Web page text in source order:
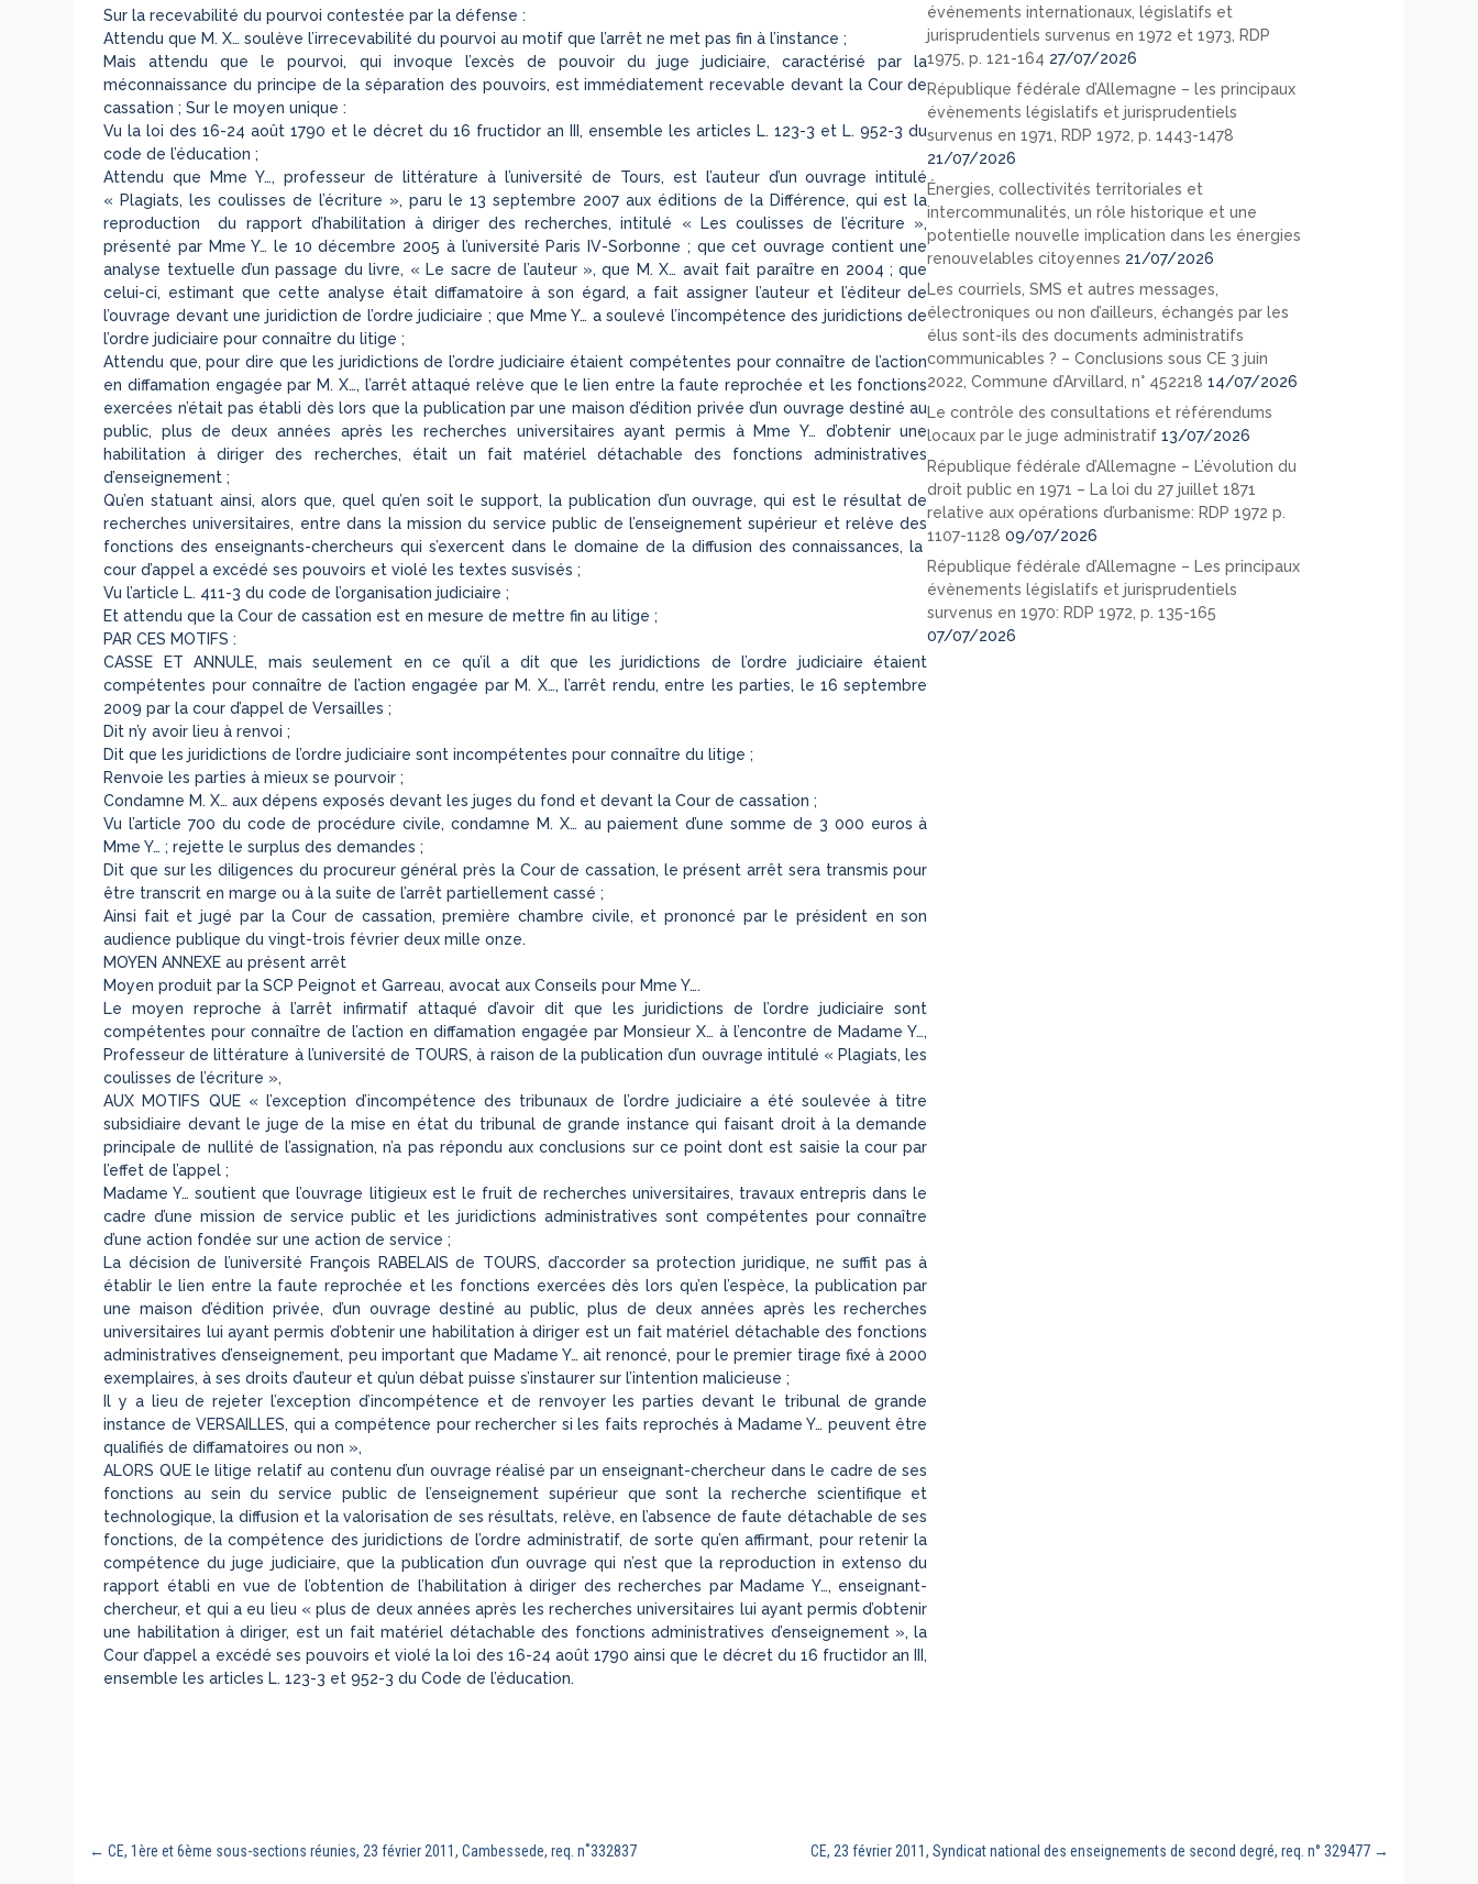
Sur la recevabilité du pourvoi contestée par la défense :
Attendu que M. X… soulève l’irrecevabilité du pourvoi au motif que l’arrêt ne met pas fin à l’instance ;
Mais attendu que le pourvoi, qui invoque l’excès de pouvoir du juge judiciaire, caractérisé par la
méconnaissance du principe de la séparation des pouvoirs, est immédiatement recevable devant la Cour de
cassation ; Sur le moyen unique :
Vu la loi des 16-24 août 1790 et le décret du 16 fructidor an III, ensemble les articles L. 123-3 et L. 952-3 du
code de l’éducation ;
Attendu que Mme Y…, professeur de littérature à l’université de Tours, est l’auteur d’un ouvrage intitulé
« Plagiats, les coulisses de l’écriture », paru le 13 septembre 2007 aux éditions de la Différence, qui est la
reproduction du rapport d’habilitation à diriger des recherches, intitulé « Les coulisses de l’écriture »,
présenté par Mme Y… le 10 décembre 2005 à l’université Paris IV-Sorbonne ; que cet ouvrage contient une
analyse textuelle d’un passage du livre, « Le sacre de l’auteur », que M. X… avait fait paraître en 2004 ; que
celui-ci, estimant que cette analyse était diffamatoire à son égard, a fait assigner l’auteur et l’éditeur de
l’ouvrage devant une juridiction de l’ordre judiciaire ; que Mme Y… a soulevé l’incompétence des juridictions de
l’ordre judiciaire pour connaître du litige ;
Attendu que, pour dire que les juridictions de l’ordre judiciaire étaient compétentes pour connaître de l’action
en diffamation engagée par M. X…, l’arrêt attaqué relève que le lien entre la faute reprochée et les fonctions
exercées n’était pas établi dès lors que la publication par une maison d’édition privée d’un ouvrage destiné au
public, plus de deux années après les recherches universitaires ayant permis à Mme Y… d’obtenir une
habilitation à diriger des recherches, était un fait matériel détachable des fonctions administratives
d’enseignement ;
Qu’en statuant ainsi, alors que, quel qu’en soit le support, la publication d’un ouvrage, qui est le résultat de
recherches universitaires, entre dans la mission du service public de l’enseignement supérieur et relève des
fonctions des enseignants-chercheurs qui s’exercent dans le domaine de la diffusion des connaissances, la
cour d’appel a excédé ses pouvoirs et violé les textes susvisés ;
Vu l’article L. 411-3 du code de l’organisation judiciaire ;
Et attendu que la Cour de cassation est en mesure de mettre fin au litige ;
PAR CES MOTIFS :
CASSE ET ANNULE, mais seulement en ce qu’il a dit que les juridictions de l’ordre judiciaire étaient
compétentes pour connaître de l’action engagée par M. X…, l’arrêt rendu, entre les parties, le 16 septembre
2009 par la cour d’appel de Versailles ;
Dit n’y avoir lieu à renvoi ;
Dit que les juridictions de l’ordre judiciaire sont incompétentes pour connaître du litige ;
Renvoie les parties à mieux se pourvoir ;
Condamne M. X… aux dépens exposés devant les juges du fond et devant la Cour de cassation ;
Vu l’article 700 du code de procédure civile, condamne M. X… au paiement d’une somme de 3 000 euros à
Mme Y… ; rejette le surplus des demandes ;
Dit que sur les diligences du procureur général près la Cour de cassation, le présent arrêt sera transmis pour
être transcrit en marge ou à la suite de l’arrêt partiellement cassé ;
Ainsi fait et jugé par la Cour de cassation, première chambre civile, et prononcé par le président en son
audience publique du vingt-trois février deux mille onze.
MOYEN ANNEXE au présent arrêt
Moyen produit par la SCP Peignot et Garreau, avocat aux Conseils pour Mme Y….
Le moyen reproche à l’arrêt infirmatif attaqué d’avoir dit que les juridictions de l’ordre judiciaire sont
compétentes pour connaître de l’action en diffamation engagée par Monsieur X… à l’encontre de Madame Y…,
Professeur de littérature à l’université de TOURS, à raison de la publication d’un ouvrage intitulé « Plagiats, les
coulisses de l’écriture »,
AUX MOTIFS QUE « l’exception d’incompétence des tribunaux de l’ordre judiciaire a été soulevée à titre
subsidiaire devant le juge de la mise en état du tribunal de grande instance qui faisant droit à la demande
principale de nullité de l’assignation, n’a pas répondu aux conclusions sur ce point dont est saisie la cour par
l’effet de l’appel ;
Madame Y… soutient que l’ouvrage litigieux est le fruit de recherches universitaires, travaux entrepris dans le
cadre d’une mission de service public et les juridictions administratives sont compétentes pour connaître
d’une action fondée sur une action de service ;
La décision de l’université François RABELAIS de TOURS, d’accorder sa protection juridique, ne suffit pas à
établir le lien entre la faute reprochée et les fonctions exercées dès lors qu’en l’espèce, la publication par
une maison d’édition privée, d’un ouvrage destiné au public, plus de deux années après les recherches
universitaires lui ayant permis d’obtenir une habilitation à diriger est un fait matériel détachable des fonctions
administratives d’enseignement, peu important que Madame Y… ait renoncé, pour le premier tirage fixé à 2000
exemplaires, à ses droits d’auteur et qu’un débat puisse s’instaurer sur l’intention malicieuse ;
Il y a lieu de rejeter l’exception d’incompétence et de renvoyer les parties devant le tribunal de grande
instance de VERSAILLES, qui a compétence pour rechercher si les faits reprochés à Madame Y… peuvent être
qualifiés de diffamatoires ou non »,
ALORS QUE le litige relatif au contenu d’un ouvrage réalisé par un enseignant-chercheur dans le cadre de ses
fonctions au sein du service public de l’enseignement supérieur que sont la recherche scientifique et
technologique, la diffusion et la valorisation de ses résultats, relève, en l’absence de faute détachable de ses
fonctions, de la compétence des juridictions de l’ordre administratif, de sorte qu’en affirmant, pour retenir la
compétence du juge judiciaire, que la publication d’un ouvrage qui n’est que la reproduction in extenso du
rapport établi en vue de l’obtention de l’habilitation à diriger des recherches par Madame Y…, enseignant-
chercheur, et qui a eu lieu « plus de deux années après les recherches universitaires lui ayant permis d’obtenir
une habilitation à diriger, est un fait matériel détachable des fonctions administratives d’enseignement », la
Cour d’appel a excédé ses pouvoirs et violé la loi des 16-24 août 1790 ainsi que le décret du 16 fructidor an III,
ensemble les articles L. 123-3 et 952-3 du Code de l’éducation.
événements internationaux, législatifs et
jurisprudentiels survenus en 1972 et 1973, RDP
1975, p. 121-164 27/07/2026
République fédérale d’Allemagne – les principaux
évènements législatifs et jurisprudentiels
survenus en 1971, RDP 1972, p. 1443-1478
21/07/2026
Énergies, collectivités territoriales et
intercommunalités, un rôle historique et une
potentielle nouvelle implication dans les énergies
renouvelables citoyennes 21/07/2026
Les courriels, SMS et autres messages,
électroniques ou non d’ailleurs, échangés par les
élus sont-ils des documents administratifs
communicables ? – Conclusions sous CE 3 juin
2022, Commune d’Arvillard, n° 452218 14/07/2026
Le contrôle des consultations et référendums
locaux par le juge administratif 13/07/2026
République fédérale d’Allemagne – L’évolution du
droit public en 1971 – La loi du 27 juillet 1871
relative aux opérations d’urbanisme: RDP 1972 p.
1107-1128 09/07/2026
République fédérale d’Allemagne – Les principaux
évènements législatifs et jurisprudentiels
survenus en 1970: RDP 1972, p. 135-165
07/07/2026
← CE, 1ère et 6ème sous-sections réunies, 23 février 2011, Cambessede, req. n˚332837 CE, 23 février 2011, Syndicat national des enseignements de second degré, req. n° 329477 →